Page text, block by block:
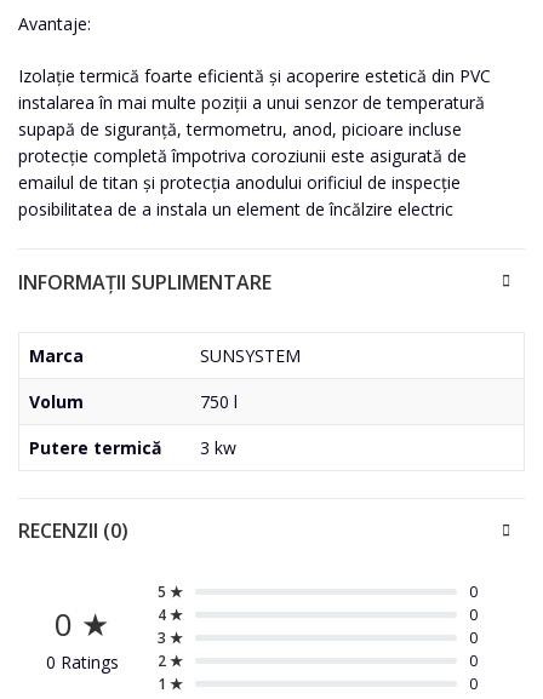
Avantaje:
Izolație termică foarte eficientă și acoperire estetică din PVC
instalarea în mai multe poziții a unui senzor de temperatură
supapă de siguranță, termometru, anod, picioare incluse
protecție completă împotriva coroziunii este asigurată de
emailul de titan și protecția anodului orificiul de inspecție
posibilitatea de a instala un element de încălzire electric
INFORMAȚII SUPLIMENTARE
Marca
SUNSYSTEM
Volum
750 l
Putere termică
3 kw
RECENZII (0)
0 ★
0 Ratings
5 ★
0
4 ★
0
3 ★
0
2 ★
0
1 ★
0